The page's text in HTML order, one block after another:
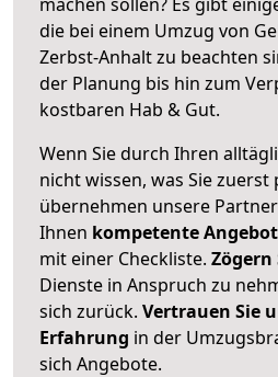
die bei einem Umzug von
Zerbst-Anhalt zu beachten
der Planung bis hin zum
kostbaren Hab & Gut.
Wenn Sie durch Ihren
nicht wissen, was Sie zuerst
übernehmen unsere
Ihnen kompetente
mit einer Checkliste. Zögern
Dienste in Anspruch zu
sich zurück. Vertrauen Sie
Erfahrung in der
sich Angebote.